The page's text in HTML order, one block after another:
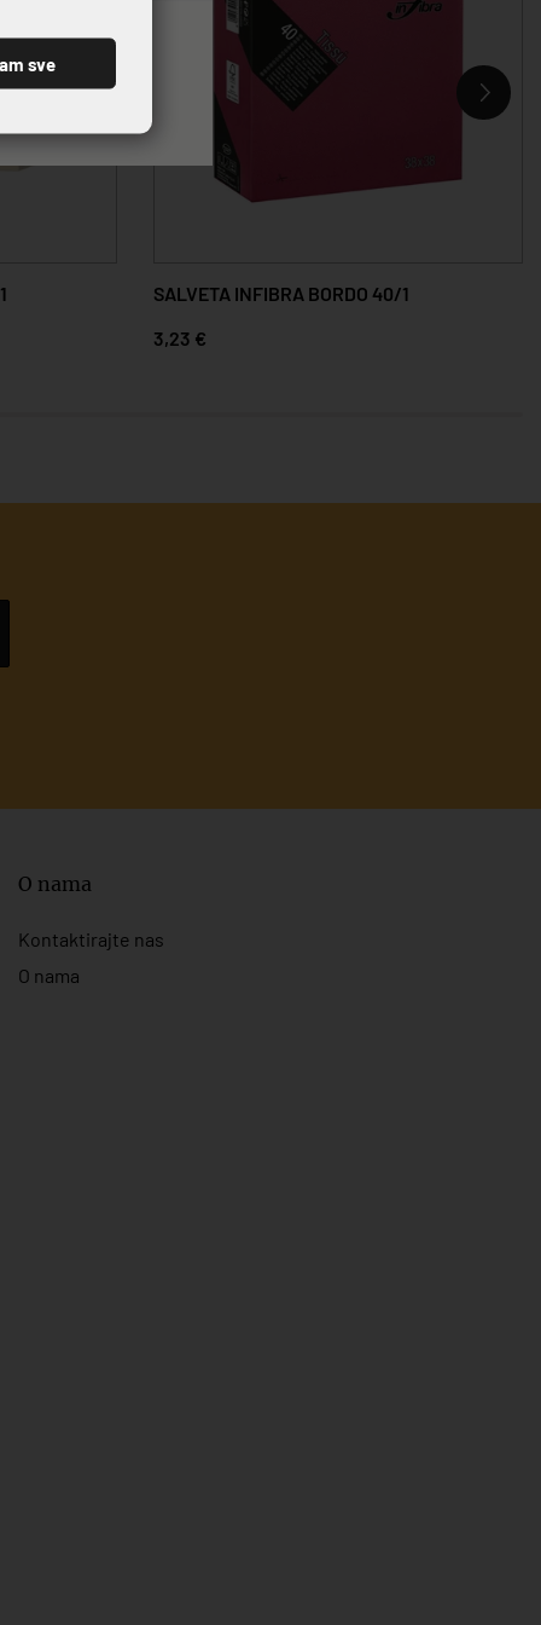
SALVETA INFIBRA BORDO 40/1
3,23 €
O nama
Kontaktirajte nas
O nama
sve